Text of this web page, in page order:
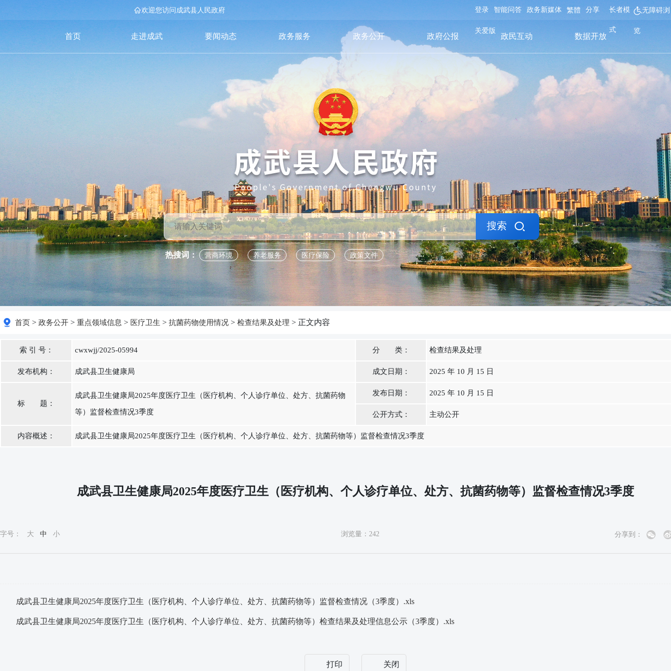
欢迎您访问成武县人民政府 登录 智能问答 政务新媒体 繁體 分享
关爱版
长者模
式
无障碍浏
览
首页 走进成武 要闻动态 政务服务 政务公开 政府公报 政民互动 数据开放
搜索
热搜词： 营商环境 养老服务 医疗保险 政策文件
首页 > 政务公开 > 重点领域信息 > 医疗卫生 > 抗菌药物使用情况 > 检查结果及处理 > 正文内容
索 引 号： cwxwjj/2025-05994 分 类： 检查结果及处理
发布机构： 成武县卫生健康局 成文日期： 2025 年 10 月 15 日
标 题：
成武县卫生健康局2025年度医疗卫生（医疗机构、个人诊疗单位、处方、抗菌药物
等）监督检查情况3季度
发布日期： 2025 年 10 月 15 日
公开方式： 主动公开
内容概述： 成武县卫生健康局2025年度医疗卫生（医疗机构、个人诊疗单位、处方、抗菌药物等）监督检查情况3季度
成武县卫生健康局2025年度医疗卫生（医疗机构、个人诊疗单位、处方、抗菌药物等）监督检查情况3季度
字号： 大 中 小 浏览量： 242 分享到：
成武县卫生健康局2025年度医疗卫生（医疗机构、个人诊疗单位、处方、抗菌药物等）监督检查情况（3季度）.xls
成武县卫生健康局2025年度医疗卫生（医疗机构、个人诊疗单位、处方、抗菌药物等）检查结果及处理信息公示（3季度）.xls
打印 关闭